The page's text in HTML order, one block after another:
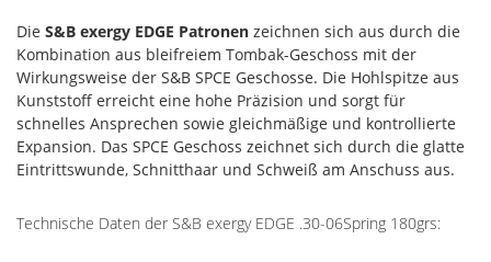
Die S&B exergy EDGE Patronen zeichnen sich aus durch die
Kombination aus bleifreiem Tombak-Geschoss mit der
Wirkungsweise der S&B SPCE Geschosse. Die Hohlspitze aus
Kunststoff erreicht eine hohe Präzision und sorgt für
schnelles Ansprechen sowie gleichmäßige und kontrollierte
Expansion. Das SPCE Geschoss zeichnet sich durch die glatte
Eintrittswunde, Schnitthaar und Schweiß am Anschuss aus.
Technische Daten der S&B exergy EDGE .30-06Spring 180grs: